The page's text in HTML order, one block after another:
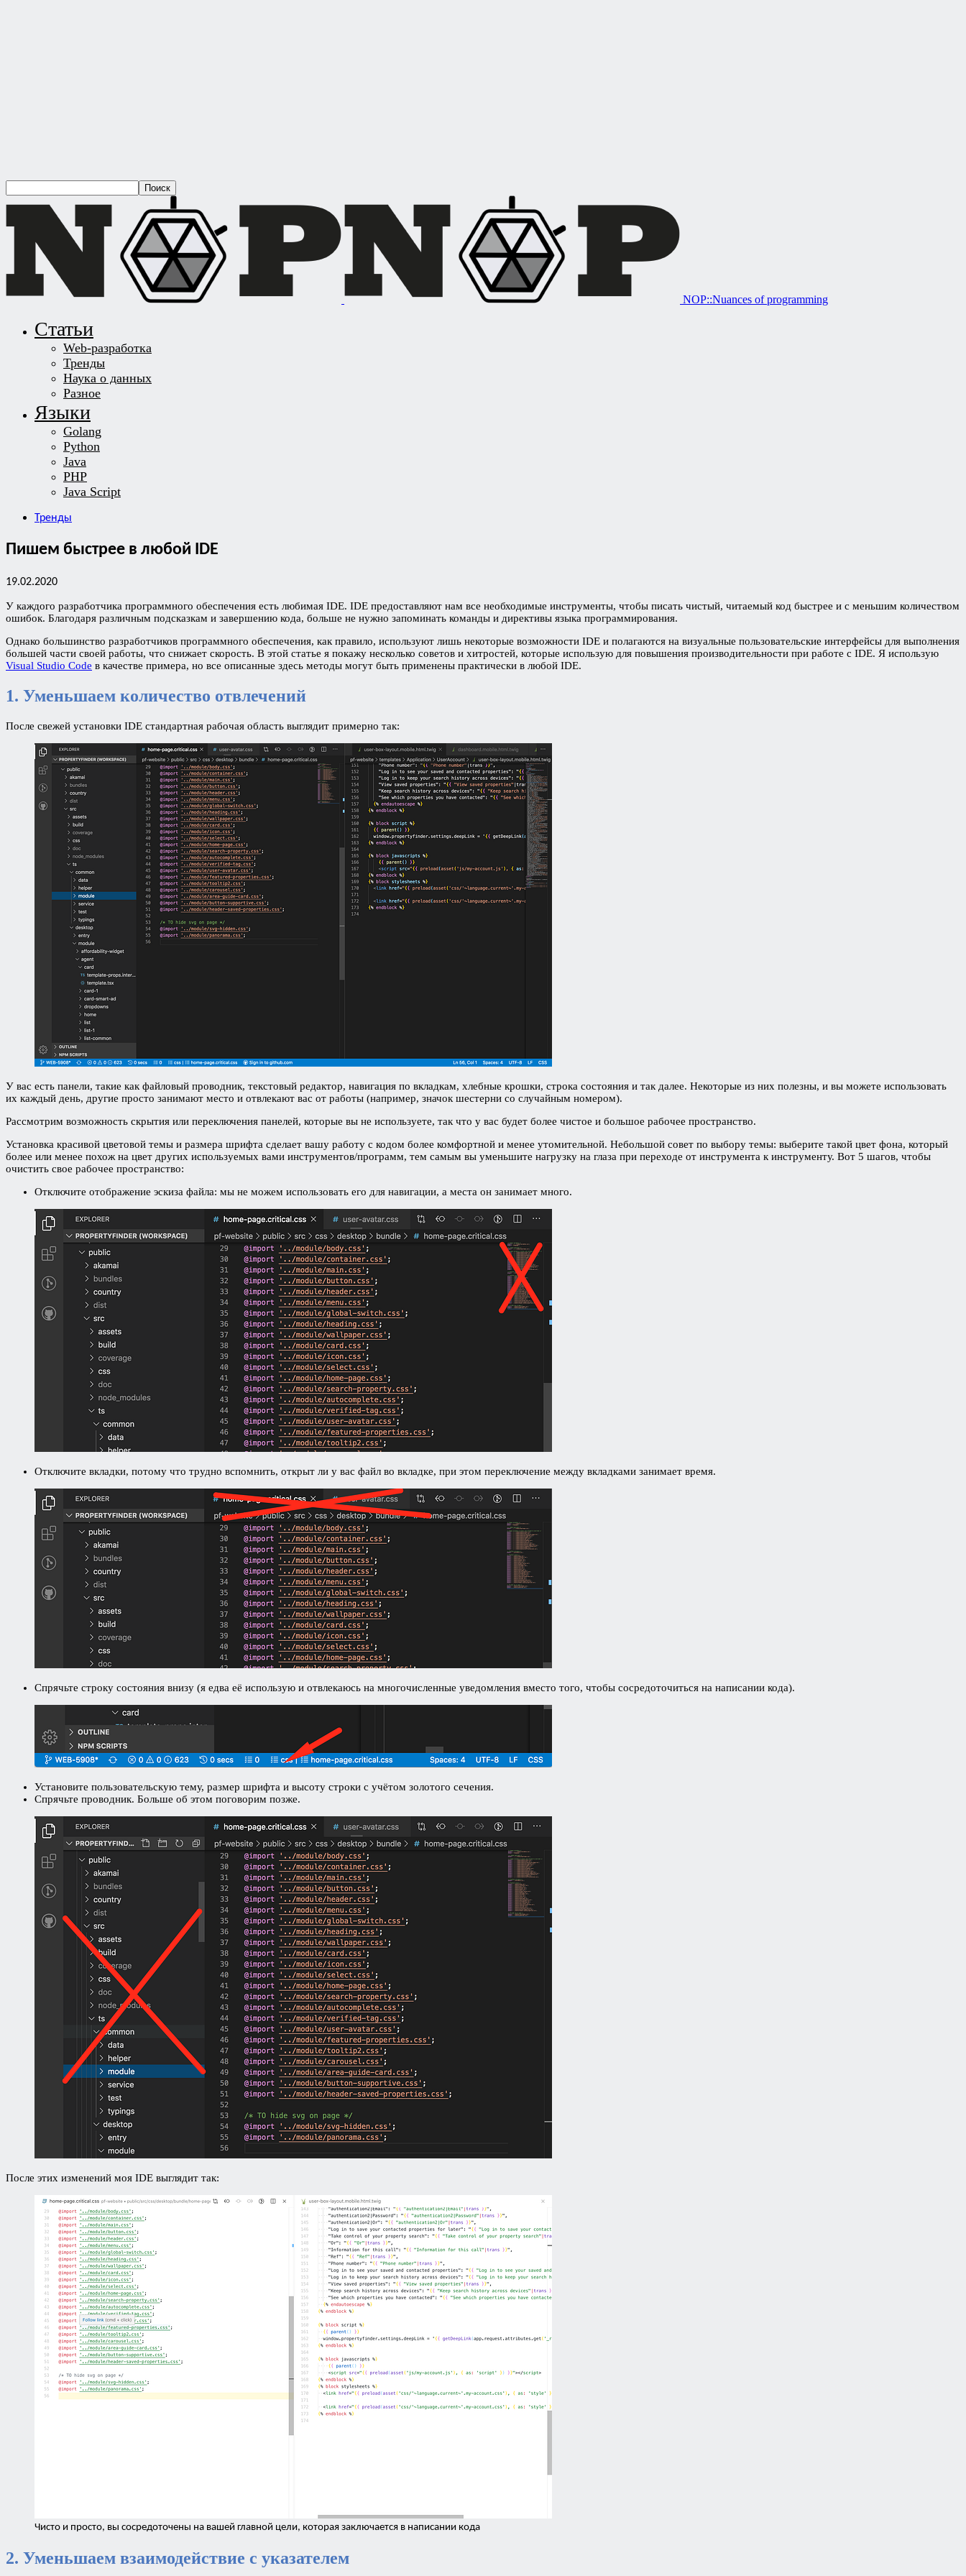
NOP::Nuances of programming
Статьи
Web-разработка
Тренды
Наука о данных
Разное
Языки
Golang
Python
Java
PHP
Java Script
Тренды
Пишем быстрее в любой IDE
19.02.2020
У каждого разработчика программного обеспечения есть любимая IDE. IDE предоставляют нам все необходимые инструменты, чтобы писать чистый, читаемый код быстрее и с меньшим количеством
ошибок. Благодаря различным подсказкам и завершению кода, больше не нужно запоминать команды и директивы языка программирования.
Однако большинство разработчиков программного обеспечения, как правило, используют лишь некоторые возможности IDE и полагаются на визуальные пользовательские интерфейсы для выполнения
большей части своей работы, что снижает скорость. В этой статье я покажу несколько советов и хитростей, которые использую для повышения производительности при работе с IDE. Я использую
Visual Studio Code в качестве примера, но все описанные здесь методы могут быть применены практически в любой IDE.
1. Уменьшаем количество отвлечений
После свежей установки IDE стандартная рабочая область выглядит примерно так:
У вас есть панели, такие как файловый проводник, текстовый редактор, навигация по вкладкам, хлебные крошки, строка состояния и так далее. Некоторые из них полезны, и вы можете использовать
их каждый день, другие просто занимают место и отвлекают вас от работы (например, значок шестерни со случайным номером).
Рассмотрим возможность скрытия или переключения панелей, которые вы не используете, так что у вас будет более чистое и большое рабочее пространство.
Установка красивой цветовой темы и размера шрифта сделает вашу работу с кодом более комфортной и менее утомительной. Небольшой совет по выбору темы: выберите такой цвет фона, который
более или менее похож на цвет других используемых вами инструментов/программ, тем самым вы уменьшите нагрузку на глаза при переходе от инструмента к инструменту. Вот 5 шагов, чтобы
очистить свое рабочее пространство:
Отключите отображение эскиза файла: мы не можем использовать его для навигации, а места он занимает много.
Отключите вкладки, потому что трудно вспомнить, открыт ли у вас файл во вкладке, при этом переключение между вкладками занимает время.
Спрячьте строку состояния внизу (я едва её использую и отвлекаюсь на многочисленные уведомления вместо того, чтобы сосредоточиться на написании кода).
Установите пользовательскую тему, размер шрифта и высоту строки с учётом золотого сечения.
Спрячьте проводник. Больше об этом поговорим позже.
После этих изменений моя IDE выглядит так:
Чисто и просто, вы сосредоточены на вашей главной цели, которая заключается в написании кода
2. Уменьшаем взаимодействие с указателем